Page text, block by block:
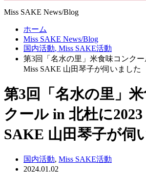
Miss SAKE News/Blog
ホーム
Miss SAKE News/Blog
国内活動, Miss SAKE活動
第3回「名水の里」米食味コンクー
Miss SAKE 山田琴子が伺いました
第3回「名水の里」
クール in 北杜に2023
SAKE 山田琴子が伺
国内活動, Miss SAKE活動
2024.01.02